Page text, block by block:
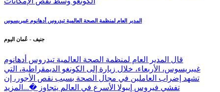
المدير العام لمنظمة الصحة العالمية تيدروس أدهانوم غيبريسوس
جنيف - عُمان اليوم
قال المدير العام لمنظمة الصحة العالمية تيدروس أدهانوم
غيبريسوس، الأربعاء، خلال زيارة إلى الكونغو الديمقراطية، التي
تشهد إضراب العاملين في مجال الصحة بسبب نقص الأجور، إن
تفشي فيروس إيبولا الأسرع في العالم يتجاوز �... المزيد